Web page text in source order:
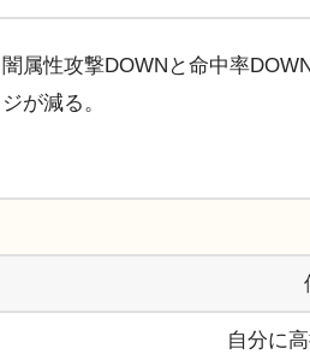
闇属性攻撃DOWNと命中率
ジが減る。
自分に